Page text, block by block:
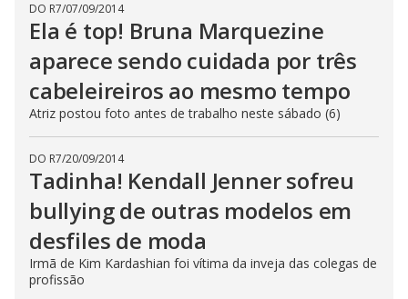
DO R7/07/09/2014
Ela é top! Bruna Marquezine
aparece sendo cuidada por três
cabeleireiros ao mesmo tempo
Atriz postou foto antes de trabalho neste sábado (6)
DO R7/20/09/2014
Tadinha! Kendall Jenner sofreu
bullying de outras modelos em
desfiles de moda
Irmã de Kim Kardashian foi vítima da inveja das colegas de
profissão